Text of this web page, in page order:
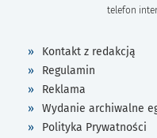
telefon
Kontakt z redakcją
Regulamin
Reklama
Wydanie archiwalne
Polityka Prywatności